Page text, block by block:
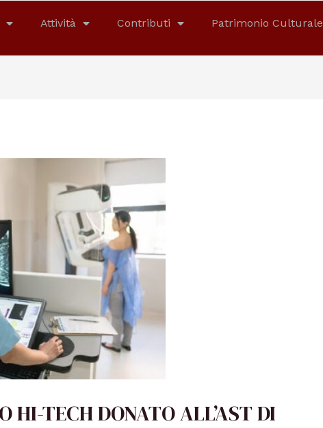
Attività Contributi Patrimonio Culturale
HI-TECH DONATO ALL’AST DI